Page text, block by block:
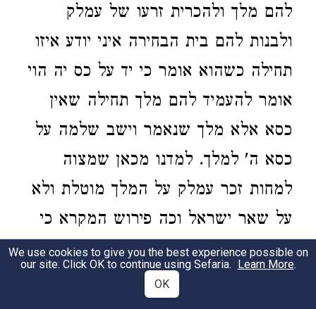
להם מלך ולהכרית זרעו של עמלק
ולבנות להם בית הבחירה איני יודע איזו
תחילה כשהוא אומר כי יד על כס יה הוי
אומר להעמיד להם מלך תחילה שאין
כסא אלא מלך שנאמר וישב שלמה על
כסא ה' למלך. למדנו מכאן שמצוה
למחות זכר עמלק על המלך מוטלת ולא
על שאר ישראל וכה פירוש המקרא כי
יד על כס יה דהיינו מלכות אז תתקיים
מלחמה לה' בעמלק:
We use cookies to give you the best experience possible on
our site. Click OK to continue using Sefaria. Learn More.
OK